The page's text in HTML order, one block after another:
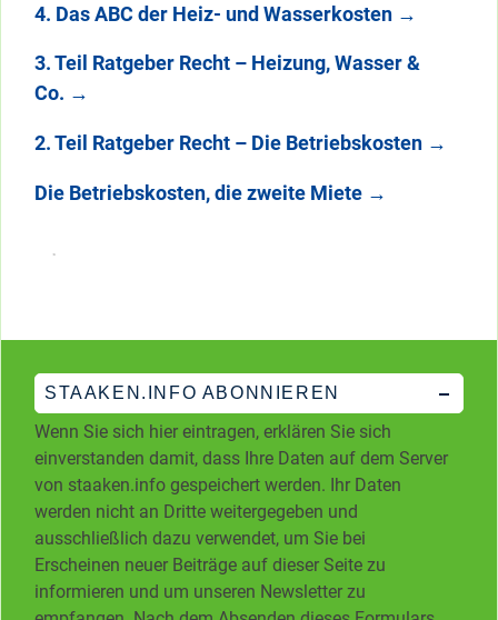
4. Das ABC der Heiz- und Wasserkosten →
3. Teil Ratgeber Recht – Heizung, Wasser &
Co. →
2. Teil Ratgeber Recht – Die Betriebskosten →
Die Betriebskosten, die zweite Miete →
STAAKEN.INFO ABONNIEREN
Wenn Sie sich hier eintragen, erklären Sie sich
einverstanden damit, dass Ihre Daten auf dem Server
von staaken.info gespeichert werden. Ihr Daten
werden nicht an Dritte weitergegeben und
ausschließlich dazu verwendet, um Sie bei
Erscheinen neuer Beiträge auf dieser Seite zu
informieren und um unseren Newsletter zu